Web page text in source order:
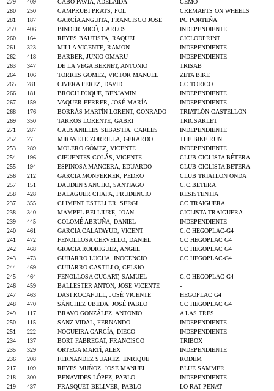
279
409 CABO PAVIA, ADELAIDA
CEMO
280
250 CAMPRUBI PRATS, POL
CREMAETS ON WHEELS
281
187 GARCÍA ANGUITA, FRANCISCO JOSE
PC PORTEÑA
259
406 BINDER MICÓ, CARLOS
INDEPENDIENTE
260
164 REYES BAUTISTA, RAQUEL
CICLODPRINT
261
323 MILLA VICENTE, RAMON
INDEPENDIENTE
262
418 BARBER, JUNIO OMARU
INDEPENDIENTE
263
347 DE LA VEGA BERNET, ANTONIO
TRISAB
264
106 TORRES GOMEZ, VICTOR MANUEL
ZETA BIKE
265
281 CIVERA PEREZ, DAVID
CC TORICO
266
181 BROCH DUQUE, BENJAMIN
INDEPENDIENTE
267
159 VAQUER FERRER, JOSÉ MARÍA
INDEPENDIENTE
268
176 BORRÀS MARTÍN-LORENT, CONRADO
TRIATLÓN CASTELLÓN
269
350 TARROS LORENTE, GABRI
TRICSARLET
271
287 CAUSANILLES SEBASTIA, CARLES
INDEPENDIENTE
252
27 MIRAVETE ZORRILLA, GERARDO
THE BIKE RUN
253
289 MOLERO GÓMEZ, VICENTE
INDEPENDIENTE
254
196 CIFUENTES COLÁS, VICENTE
CLUB CICLISTA BÉTERA
255
194 ESPINOSA MANCERA, EDUARDO
CLUB CICLISTA BETERA
256
212 GARCIA MONFERRER, PEDRO
CLUB TRIATLON ONDA
257
151 DAUDEN SANCHO, SANTIAGO
C.C.BETERA
258
428 BALAGUER CHAPA, PRUDENCIO
RESISTENTIA
237
355 CLIMENT ESTELLER, SERGI
CC TRAIGUERA
238
340 MAMPEL BELLIURE, JOAN
CICLISTA TRAIGUERA
239
445 COLOMÉ ABRUÑA, DANIEL
INDEPENDIENTE
240
461 GARCIA CALATAYUD, VICENT
C.C HEGOPLAC-G4
241
472 FENOLLOSA CERVELLO, DANIEL
CC HEGOPLAC G4
242
468 GRACIA RODRIGUEZ, ANGEL
CC HEGOPLAC G4
243
473 GUIJARRO LUCHA, INOCENCIO
CC HEGOPLAC-G4
244
469 GUIJARRO CASTILLO, CELSIO
-
245
464 FENOLLOSA CUCART, SAMUEL
C.C HEGOPLAC-G4
246
459 BALLESTER ANTON, JOSE VICENTE
-
247
463 DASI ROCAFULL, JOSÉ VICENTE
HEGOPLAC G4
248
470 SÁNCHEZ UBEDA, JOSÉ PABLO
CC HEGOPLAC G4
249
117 BRAVO GONZÁLEZ, ANTONIO
A LAS TRES
250
115 SANZ VIDAL, FERNANDO
INDEPENDIENTE
251
222 NOGUEIRA GARCÍA, DIEGO
INDEPENDIENTE
234
137 BORT FABREGAT, FRANCISCO
TRIBOX
235
329 ORTEGA MARTÍ, ALEX
INDEPENDIENTE
236
208 FERNANDEZ SUAREZ, ENRIQUE
RODEM
217
109 REYES MUÑOZ, JOSE MANUEL
BLUE SAMMER
218
300 BENAVIDES LÓPEZ, PABLO
INDEPENDIENTE
219
437 FRASQUET BELLVER, PABLO
LO RAT PENAT